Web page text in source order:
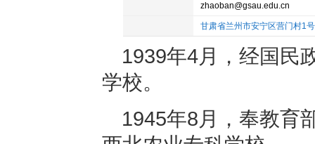
zhaoban@gsau.edu.cn
甘肃省兰州市安宁区营门村1号
1939年4月，经国民
学校。
1945年8月，奉教育